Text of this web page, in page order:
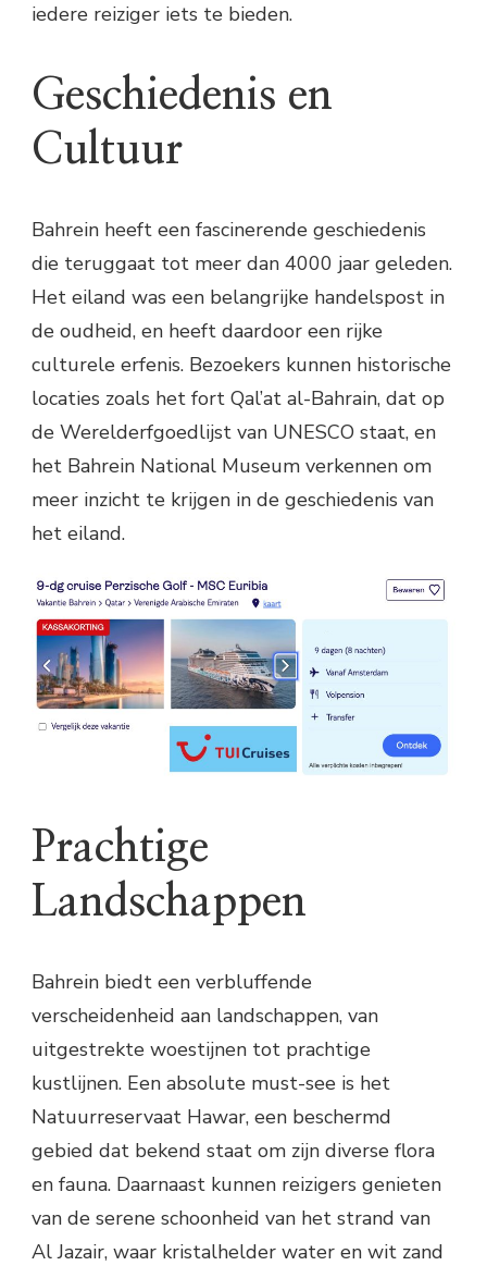
iedere reiziger iets te bieden.
Geschiedenis en
Cultuur
Bahrein heeft een fascinerende geschiedenis
die teruggaat tot meer dan 4000 jaar geleden.
Het eiland was een belangrijke handelspost in
de oudheid, en heeft daardoor een rijke
culturele erfenis. Bezoekers kunnen historische
locaties zoals het fort Qal’at al-Bahrain, dat op
de Werelderfgoedlijst van UNESCO staat, en
het Bahrein National Museum verkennen om
meer inzicht te krijgen in de geschiedenis van
het eiland.
Prachtige
Landschappen
Bahrein biedt een verbluffende
verscheidenheid aan landschappen, van
uitgestrekte woestijnen tot prachtige
kustlijnen. Een absolute must-see is het
Natuurreservaat Hawar, een beschermd
gebied dat bekend staat om zijn diverse flora
en fauna. Daarnaast kunnen reizigers genieten
van de serene schoonheid van het strand van
Al Jazair, waar kristalhelder water en wit zand